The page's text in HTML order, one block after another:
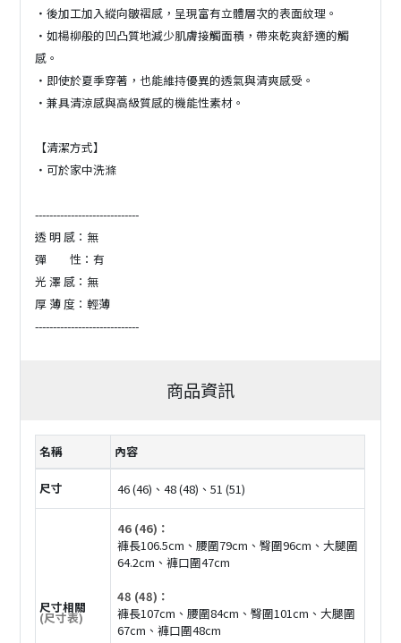
・後加工加入縱向皺褶感，呈現富有立體層次的表面紋理。
・如楊柳般的凹凸質地減少肌膚接觸面積，帶來乾爽舒適的觸
感。
・即使於夏季穿著，也能維持優異的透氣與清爽感受。
・兼具清涼感與高級質感的機能性素材。
【清潔方式】
・可於家中洗滌
-----------------------------
透 明 感：無
彈 性：有
光 澤 感：無
厚 薄 度：輕薄
-----------------------------
商品資訊
名稱 內容
尺寸 46 (46)、48 (48)、51 (51)
尺寸相關
(尺寸表)
46 (46)：
褲長106.5cm、腰圍79cm、臀圍96cm、大腿圍
64.2cm、褲口圍47cm
48 (48)：
褲長107cm、腰圍84cm、臀圍101cm、大腿圍
67cm、褲口圍48cm